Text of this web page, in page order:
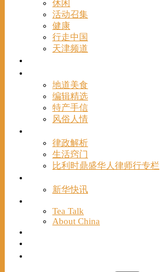
休闲
活动召集
健康
行走中国
天津频道
地道美食
编辑精选
特产手信
风俗人情
律政解析
生活窍门
比利时鼎盛华人律师行专栏
新华快讯
Tea Talk
About China